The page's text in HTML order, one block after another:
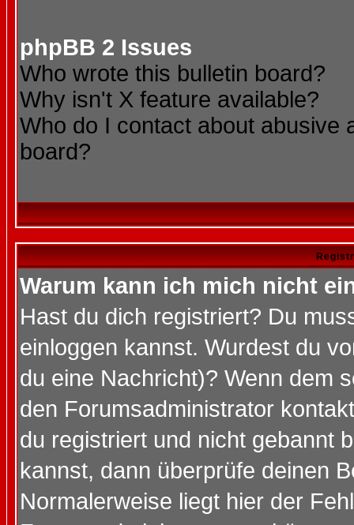
phpBB 2 Issues
Who wrote this bulletin board?
Why isn't X feature available?
Who do I contact about abusive
board?
Warum kann ich mich nicht
Hast du dich registriert? Du
einloggen kannst. Wurdest du
du eine Nachricht)? Wenn dem
den Forumsadministrator
du registriert und nicht gebannt
kannst, dann überprüfe deinen
Normalerweise liegt hier der